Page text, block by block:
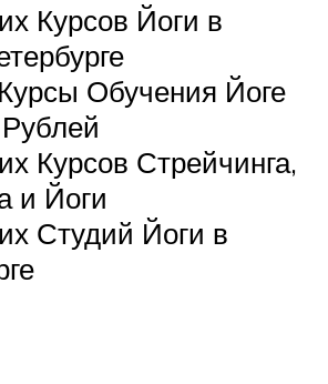
Курсов Йоги в
Обучения Йоге
Курсов Стрейчинга,
и Йоги
Студий Йоги в